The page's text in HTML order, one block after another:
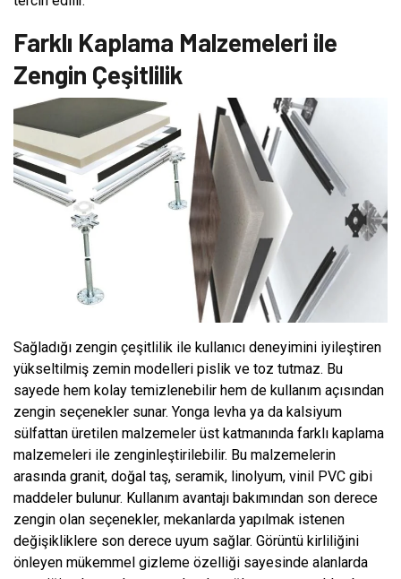
Farklı Kaplama Malzemeleri ile
Zengin Çeşitlilik
Sağladığı zengin çeşitlilik ile kullanıcı deneyimini iyileştiren
yükseltilmiş zemin modelleri pislik ve toz tutmaz. Bu
sayede hem kolay temizlenebilir hem de kullanım açısından
zengin seçenekler sunar. Yonga levha ya da kalsiyum
sülfattan üretilen malzemeler üst katmanında farklı kaplama
malzemeleri ile zenginleştirilebilir. Bu malzemelerin
arasında granit, doğal taş, seramik, linolyum, vinil PVC gibi
maddeler bulunur. Kullanım avantajı bakımından son derece
zengin olan seçenekler, mekanlarda yapılmak istenen
değişikliklere son derece uyum sağlar. Görüntü kirliliğini
önleyen mükemmel gizleme özelliği sayesinde alanlarda